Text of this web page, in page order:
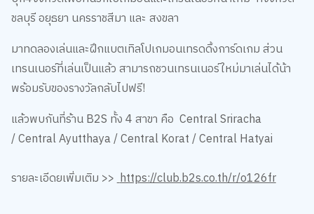
ชลบุรี อยุธยา นครราชสีมา และ สงขลา
มาทดลองเล่นและฝึกแบตเทิลโปเกมอนเทรดดิ้งการ์ดเกม ส่วน
เทรนเนอร์ที่เล่นเป็นแล้ว สามารถชวนเทรนเนอร์ใหม่มาเล่นได้น้า
พร้อมรับของรางวัลกลับไปฟรี!
แล้วพบกันที่ร้าน B2S ทั้ง 4 สาขา คือ Central Sriracha
/ Central Ayutthaya / Central Korat​ / Central Hatyai​
รายละเอีดยเพิ่มเติม >>https://club.b2s.co.th/r/o126fr